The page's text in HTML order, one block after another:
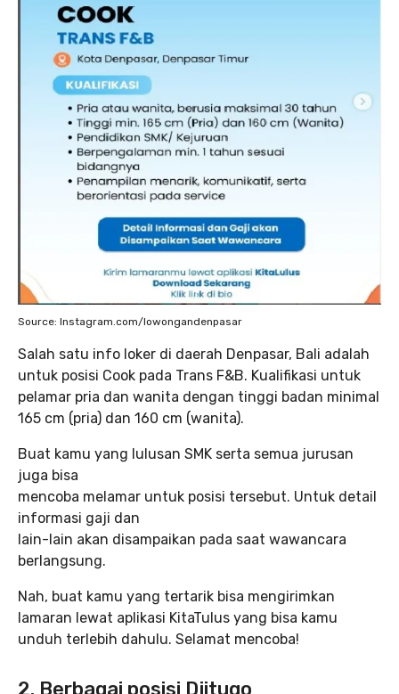
Source: Instagram.com/lowongandenpasar
Salah satu info loker di daerah Denpasar, Bali adalah
untuk posisi Cook pada Trans F&B. Kualifikasi untuk
pelamar pria dan wanita dengan tinggi badan minimal
165 cm (pria) dan 160 cm (wanita).
Buat kamu yang lulusan SMK serta semua jurusan
juga bisa
mencoba melamar untuk posisi tersebut. Untuk detail
informasi gaji dan
lain-lain akan disampaikan pada saat wawancara
berlangsung.
Nah, buat kamu yang tertarik bisa mengirimkan
lamaran lewat aplikasi KitaTulus yang bisa kamu
unduh terlebih dahulu. Selamat mencoba!
2. Berbagai posisi Djitugo